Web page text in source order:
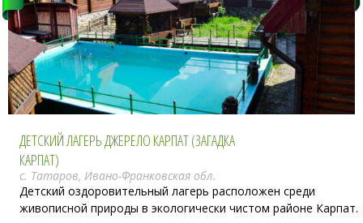
ДЕТСКИЙ ЛАГЕРЬ ДЖЕРЕЛО КАРПАТ (ЗАГАДКА
КАРПАТ)
с. Татаров, Ивано-Франковская обл.
Детский оздоровительный лагерь расположен среди
живописной природы в экологически чистом районе Карпат.